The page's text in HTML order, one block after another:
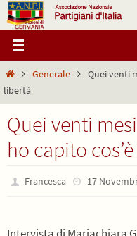
Salta
al
contenuto
HomeGenerale
Quei venti
libertà
Quei venti
ho capito
Francesca 17